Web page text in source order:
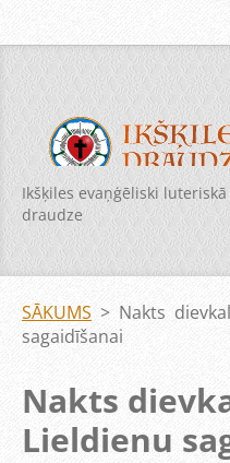
Ikšķiles evaņģēliski luteriskā
draudze
SĀKUMS > Nakts
sagaidīšanai
Nakts
Lieldienu